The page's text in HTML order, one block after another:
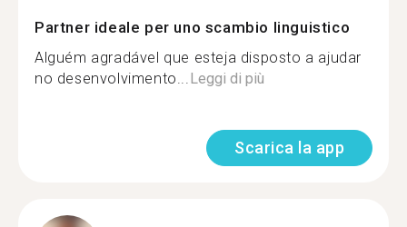
Partner ideale per uno scambio linguistico
Alguém agradável que esteja disposto a ajudar
no desenvolvimento... Leggi di più
Scarica la app